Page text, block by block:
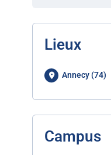
Lieux
Annecy (74)
Campus